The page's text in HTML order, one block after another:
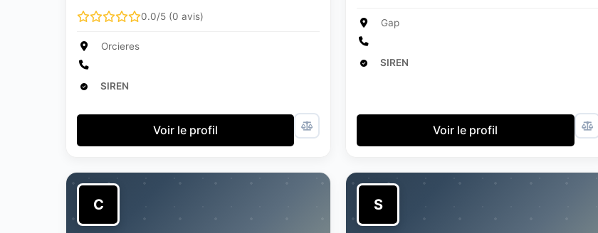
0.0/5 (0 avis)
Orcieres
SIREN
Voir le profil
Gap
SIREN
Voir le profil
C S